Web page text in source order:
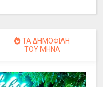
ΤΑ ΔΗΜΟΦΙΛΗ
ΤΟΥ ΜΗΝΑ